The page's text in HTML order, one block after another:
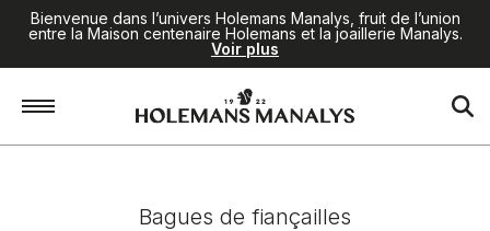
Bienvenue dans l’univers Holemans Manalys, fruit de l’union
entre la Maison centenaire Holemans et la joaillerie Manalys.
Voir plus
Joaillerie / Bagues de fiançailles
Bagues de fiançailles